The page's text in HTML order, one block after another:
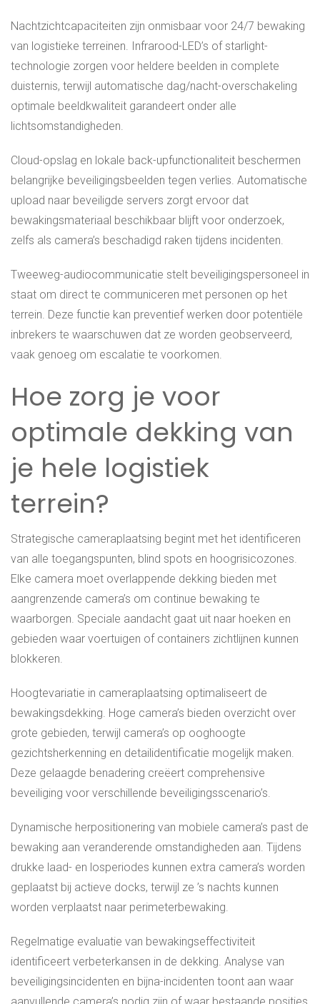
Nachtzichtcapaciteiten zijn onmisbaar voor 24/7 bewaking
van logistieke terreinen. Infrarood-LED’s of starlight-
technologie zorgen voor heldere beelden in complete
duisternis, terwijl automatische dag/nacht-overschakeling
optimale beeldkwaliteit garandeert onder alle
lichtsomstandigheden.
Cloud-opslag en lokale back-upfunctionaliteit beschermen
belangrijke beveiligingsbeelden tegen verlies. Automatische
upload naar beveiligde servers zorgt ervoor dat
bewakingsmateriaal beschikbaar blijft voor onderzoek,
zelfs als camera’s beschadigd raken tijdens incidenten.
Tweeweg-audiocommunicatie stelt beveiligingspersoneel in
staat om direct te communiceren met personen op het
terrein. Deze functie kan preventief werken door potentiële
inbrekers te waarschuwen dat ze worden geobserveerd,
vaak genoeg om escalatie te voorkomen.
Hoe zorg je voor
optimale dekking van
je hele logistiek
terrein?
Strategische cameraplaatsing begint met het identificeren
van alle toegangspunten, blind spots en hoogrisicozones.
Elke camera moet overlappende dekking bieden met
aangrenzende camera’s om continue bewaking te
waarborgen. Speciale aandacht gaat uit naar hoeken en
gebieden waar voertuigen of containers zichtlijnen kunnen
blokkeren.
Hoogtevariatie in cameraplaatsing optimaliseert de
bewakingsdekking. Hoge camera’s bieden overzicht over
grote gebieden, terwijl camera’s op ooghoogte
gezichtsherkenning en detailidentificatie mogelijk maken.
Deze gelaagde benadering creëert comprehensive
beveiliging voor verschillende beveiligingsscenario’s.
Dynamische herpositionering van mobiele camera’s past de
bewaking aan veranderende omstandigheden aan. Tijdens
drukke laad- en losperiodes kunnen extra camera’s worden
geplaatst bij actieve docks, terwijl ze ’s nachts kunnen
worden verplaatst naar perimeterbewaking.
Regelmatige evaluatie van bewakingseffectiviteit
identificeert verbeterkansen in de dekking. Analyse van
beveiligingsincidenten en bijna-incidenten toont aan waar
aanvullende camera’s nodig zijn of waar bestaande posities